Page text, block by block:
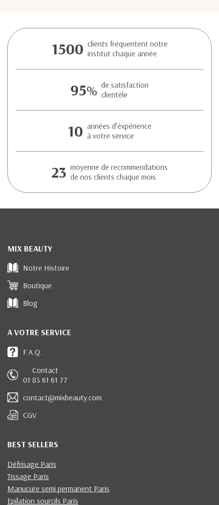
1500 clients fréquentent notre
institut chaque année
95% de satisfaction
clientèle
10 années d’éxpérience
à votre service
23 moyenne de recommendations
de nos clients chaque mois
MIX BEAUTY
Notre Histoire
Boutique
Blog
A VOTRE SERVICE
F.A.Q.
Contact
01 83 61 61 77
contact@mixbeauty.com
CGV
BEST SELLERS
Défrisage Paris
Tissage Paris
Manucure semi permanent Paris
Epilation sourcils Paris